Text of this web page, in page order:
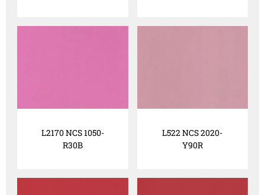
L2170 NCS 1050-
R30B
L522 NCS 2020-
Y90R